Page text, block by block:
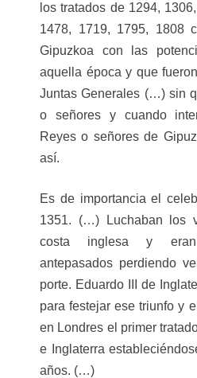
los tratados de 1294,
1478, 1719, 1795, 1808
Gipuzkoa con las
aquella época y que
Juntas Generales (…) sin
o señores y cuando
Reyes o señores de
así.
Es de importancia el
1351. (…) Luchaban los
costa inglesa y eran
antepasados perdiendo
porte. Eduardo III de
para festejar ese triunfo y
en Londres el primer
e Inglaterra
años. (…)